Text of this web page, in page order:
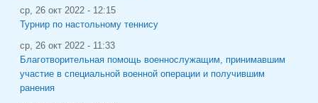
ср, 26 окт 2022 - 12:15
Турнир по настольному теннису
ср, 26 окт 2022 - 11:33
Благотворительная помощь военнослужащим, принимавшим
участие в специальной военной операции и получившим
ранения